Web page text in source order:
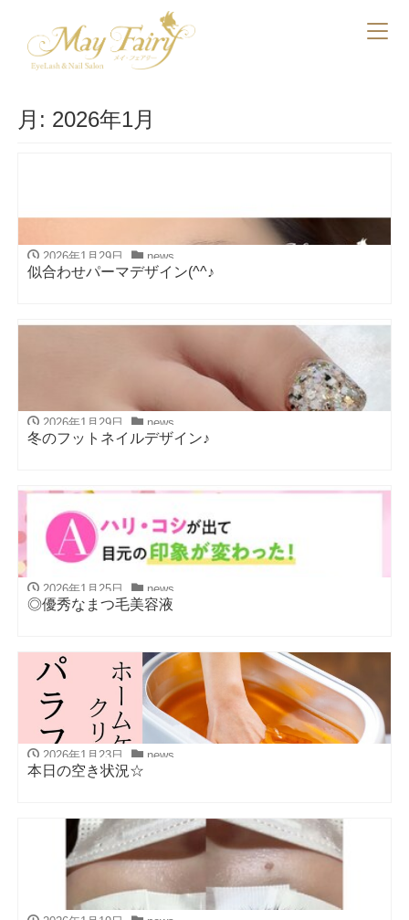
月: 2026年1月
2026年1月29日 news
似合わせパーマデザイン(^^♪
2026年1月29日 news
冬のフットネイルデザイン♪
2026年1月25日 news
◎優秀なまつ毛美容液
2026年1月23日 news
本日の空き状況☆